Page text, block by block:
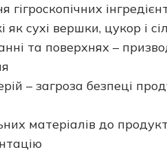
як сухі вершки, цукор і
та поверхнях –
– загроза безпеці
матеріалів до